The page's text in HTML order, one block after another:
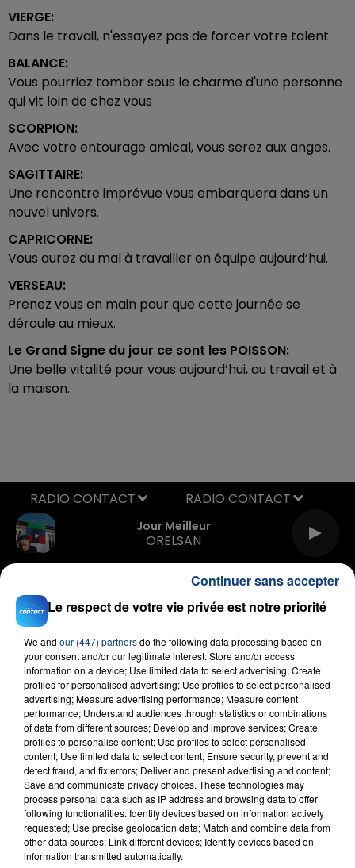
VIERGE:
Dans le travail, n'essayez pas de forcer votre talent.
BALANCE:
Vous pourriez tomber sous le charme d'une personne
qui vit loin de chez vous
SCORPION:
Avec votre entourage amical, vous serez aux anges.
SAGITTAIRE:
Une rencontre imprévue vous embarquera dans un
nouvel univers.
CAPRICORNE:
Vous aurez du mal à travailler en équipe aujourd’hui.
VERSEAU:
Prenez vous en main pour que cette journée se
déroule au mieux.
Le Grand Signe du jour ce sont les POISSON:
Une belle vitalité pour vous aujourd’hui, au travail et à
la maison.
Jour Meilleur
ORELSAN
RADIO CONTACT
FIL D'ACTU
23 juillet 2026
INCENDIE MORTEL À LENS : UNE FEMME ET
Le respect de votre vie privée est notre priorité
We and our (447) partnersdo the following data processing based on
your consent and/or our legitimate interest: Store and/or access
information on a device; Use limited data to select advertising; Create
profiles for personalised advertising; Use profiles to select personalised
advertising; Measure advertising performance; Measure content
performance; Understand audiences through statistics or combinations
of data from different sources; Develop and improve services; Create
profiles to personalise content; Use profiles to select personalised
content; Use limited data to select content; Ensure security, prevent and
detect fraud, and fix errors; Deliver and present advertising and content;
Save and communicate privacy choices. These technologies may
process personal data such as IP address and browsing data to offer
following functionalities: Identify devices based on information actively
requested; Use precise geolocation data; Match and combine data from
other data sources; Link different devices; Identify devices based on
information transmitted automatically.
Continuer sans accepter